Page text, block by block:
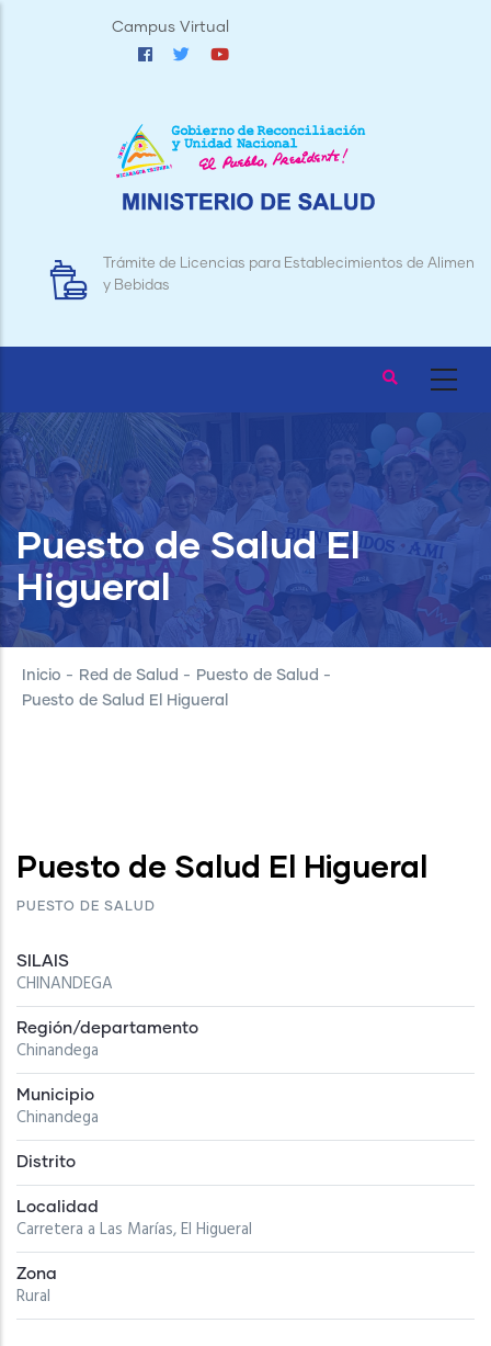
Campus Virtual
Trámite de Licencias para Establecimientos de Alimentos
y Bebidas
Puesto de Salud El
Higueral
Inicio - Red de Salud - Puesto de Salud -
Puesto de Salud El Higueral
Puesto de Salud El Higueral
PUESTO DE SALUD
SILAIS
CHINANDEGA
Región/departamento
Chinandega
Municipio
Chinandega
Distrito
Localidad
Carretera a Las Marías, El Higueral
Zona
Rural